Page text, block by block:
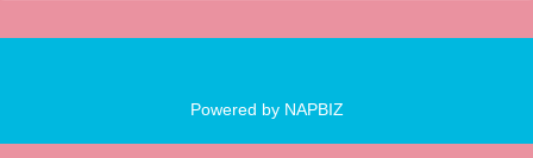
Powered by NAPBIZ